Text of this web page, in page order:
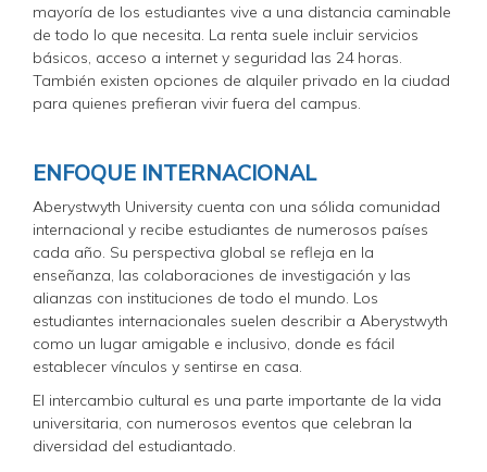
mayoría de los estudiantes vive a una distancia caminable
de todo lo que necesita. La renta suele incluir servicios
básicos, acceso a internet y seguridad las 24 horas.
También existen opciones de alquiler privado en la ciudad
para quienes prefieran vivir fuera del campus.
ENFOQUE INTERNACIONAL
Aberystwyth University cuenta con una sólida comunidad
internacional y recibe estudiantes de numerosos países
cada año. Su perspectiva global se refleja en la
enseñanza, las colaboraciones de investigación y las
alianzas con instituciones de todo el mundo. Los
estudiantes internacionales suelen describir a Aberystwyth
como un lugar amigable e inclusivo, donde es fácil
establecer vínculos y sentirse en casa.
El intercambio cultural es una parte importante de la vida
universitaria, con numerosos eventos que celebran la
diversidad del estudiantado.